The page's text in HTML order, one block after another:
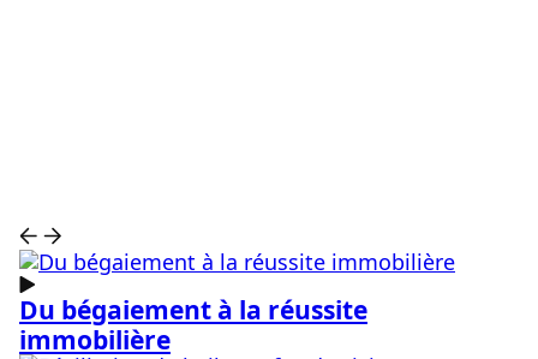
Du bégaiement à la réussite
immobilière